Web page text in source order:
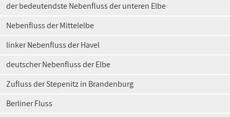
der bedeutendste Nebenfluss der unteren Elbe
Nebenfluss der Mittelelbe
linker Nebenfluss der Havel
deutscher Nebenfluss der Elbe
Zufluss der Stepenitz in Brandenburg
Berliner Fluss